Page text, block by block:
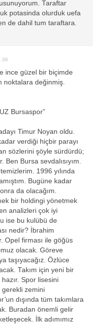
Taraftar
potasinda olurduk uefa
de dahil tum taraftara.
ince güzel bir biçimde
noktalara değinmiş.
Bursaspor”
Timur Noyan oldu.
verdiği hiçbir parayı
sözlerini şöyle sürdürdü;
Ben Bursa sevdalısıyım.
1996 yılında
Bugüne kadar
da olacağım.
bir holdingi yönetmek
analizleri çok iyi
ise bu kulübü de
nedir? İbrahim
Opel firması ile göğüs
olacak. Göreve
taşıyacağız. Özlüce
Takım için yeni bir
Spor lisesini
gerekli zemini
dışında tüm takımlara
Buradan önemli gelir
İlk adımımız